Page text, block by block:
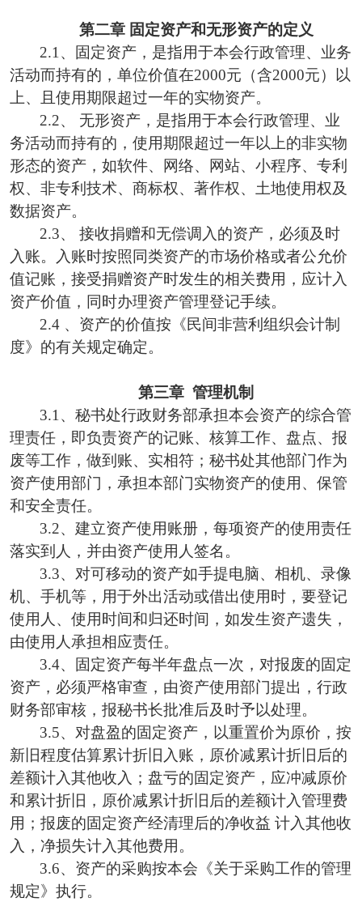
第二章 固定资产和无形资产的定义
2.1、
固定资产，是指用于本会行政管理、 业务
活动而持有的，单位价值在2000元（含2000元）以
上、
且 使用期限超过一年的实物资产。
2.2、 无形资产，是指用于本会行政管理、 业
务活动而持有的， 使用期限超过一年以上的非实物
形态的资产，如软件、网络、网站、小程序、专利
权、非专利技术、商标权、著作权、土地使用权及
数据资产。
2.3、 接收捐赠和无偿调入的资产 ， 必须及时
入账。入账时按照同类资产的市场价格或者公允价
值记账，接受捐赠资产时发生的相关费用 ， 应计入
资产价值，同时办理资产管理登记手续。
2.4 、资产的价值按《民间非营利组织会计制
度》的有关规定确定。
第三章 管理机制
3.1、 秘书处行政财务部承担本会资产的综合管
理责任 ，即负责资产的记账、核算工作、盘点、报
废等工作，做到账、 实相符 ； 秘书处其他部门作为
资产使用部门， 承担本部门实物资产的使用、保管
和安全责任。
3.2、建立资产使用账册，每项资产的使用责任
落实到人，并由资产使用人签名。
3.3、对可移动的资产如手提电脑、相机、录像
机、手机等，用于外出活动或借出使用时，要登记
使用人、使用时间和归还时间，如发生资产遗失，
由使用人承担相应责任。
3.4、
固定资产每半年盘点一次，对报废的固定
资产，必须严格审查， 由资产使用部门提出，行政
财务部审核，报秘书长批准后及时予以处理。
3.5、 对盘盈的固定资产，以重置价为原价，按
新旧程度估算累计折旧入账，原价减累计折旧后的
差额计入其他收入；盘亏的固定资产，应冲减原价
和累计折旧，原价减累计折旧后的差额计入管理费
用；报废的固定资产经清理后的净收益 计入其他收
入，净损失计入其他费用。
3.6、 资产的采购按本会《关于采购工作的管理
规定》执行。